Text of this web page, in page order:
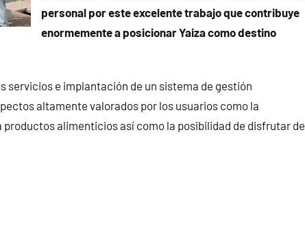
personal por este excelente trabajo que contribuye
enormemente a posicionar Yaiza como destino
servicios e implantación de un sistema de gestión
altamente valorados por los usuarios como la
productos alimenticios así como la posibilidad de disfrutar de